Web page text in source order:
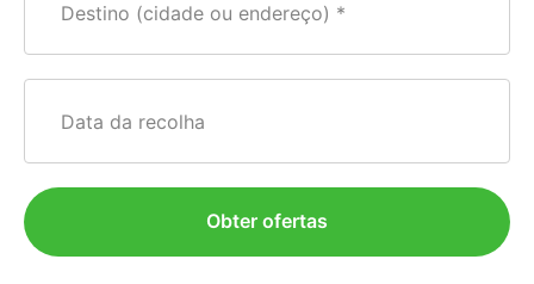
Destino (cidade ou endereço)
Data da recolha
Obter ofertas